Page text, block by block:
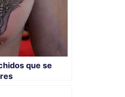
que se